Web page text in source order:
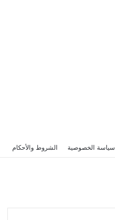
سياسة الخصوصية الشروط والأحكام